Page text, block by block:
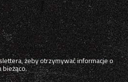
żeby otrzymywać informacje o
bieżąco.